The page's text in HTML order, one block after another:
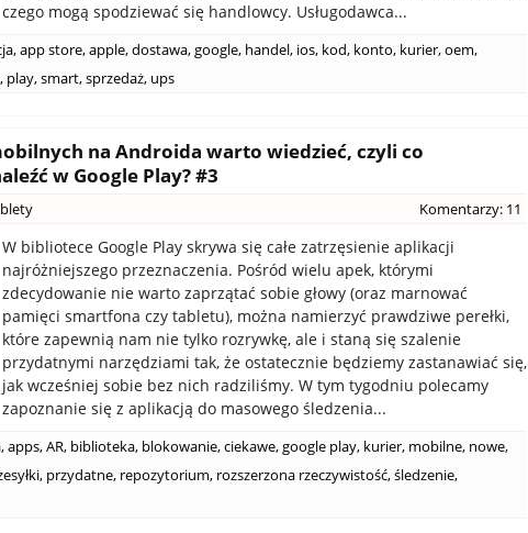
czego mogą spodziewać się handlowcy. Usługodawca...
,app store,apple,dostawa,google, handel, ios, kod, konto, kurier,oem,
, play,smart,sprzedaż, ups
na Androida warto wiedzieć, czyli co
w Google Play? #3
Komentarzy: 11
W bibliotece Google Play skrywa się całe zatrzęsienie aplikacji
najróżniejszego przeznaczenia. Pośród wielu apek, którymi
zdecydowanie nie warto zaprzątać sobie głowy (oraz marnować
pamięci smartfona czy tabletu), można namierzyć prawdziwe perełki,
które zapewnią nam nie tylko rozrywkę, ale i staną się szalenie
przydatnymi narzędziami tak, że ostatecznie będziemy zastanawiać się,
jak wcześniej sobie bez nich radziliśmy. W tym tygodniu polecamy
zapoznanie się z aplikacją do masowego śledzenia...
,apps,AR, biblioteka, blokowanie,ciekawe,google play, kurier, mobilne, nowe,
, przydatne, repozytorium, rozszerzona rzeczywistość,śledzenie,